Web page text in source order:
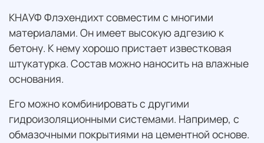
КНАУФ Флэхендихт совместим с многими
материалами. Он имеет высокую адгезию к
бетону. К нему хорошо пристает известковая
штукатурка. Состав можно наносить на влажные
основания.
Его можно комбинировать с другими
гидроизоляционными системами. Например, с
обмазочными покрытиями на цементной основе.